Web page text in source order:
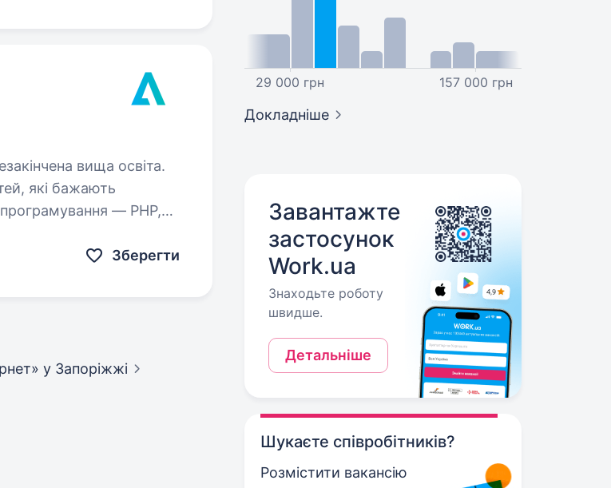
вища освіта.
які бажають
— PHP,
Зберегти
у Запоріжжі
29 000 грн 157 000 грн
Докладніше
Завантажте
застосунок
Work.ua
Знаходьте роботу
швидше.
Детальніше
Шукаєте співробітників?
Розмістити вакансію